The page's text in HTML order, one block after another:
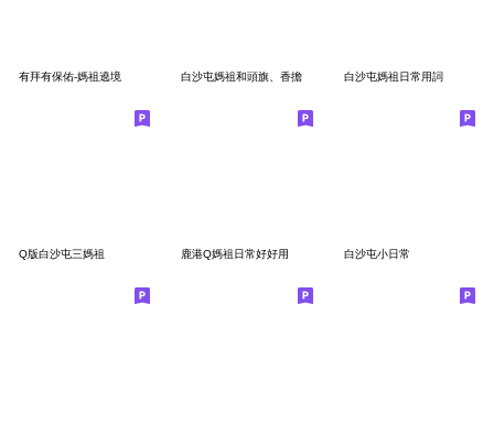
有拜有保佑-媽祖遶境 白沙屯媽祖和頭旗、香擔 白沙屯媽祖日常用詞
Q版白沙屯三媽祖 鹿港Q媽祖日常好好用 白沙屯小日常